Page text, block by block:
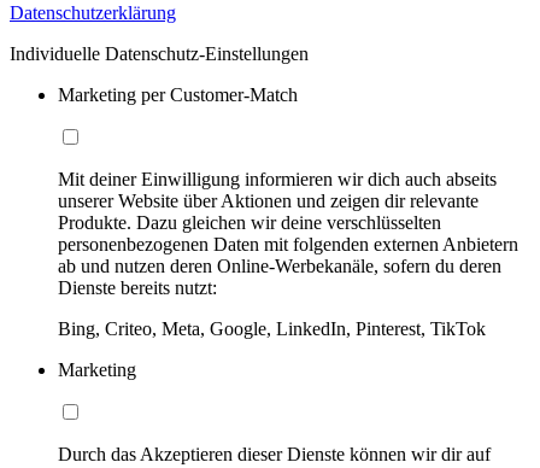
Datenschutzerklärung
Individuelle Datenschutz-Einstellungen
Marketing per Customer-Match
Mit deiner Einwilligung informieren wir dich auch abseits
unserer Website über Aktionen und zeigen dir relevante
Produkte. Dazu gleichen wir deine verschlüsselten
personenbezogenen Daten mit folgenden externen Anbietern
ab und nutzen deren Online-Werbekanäle, sofern du deren
Dienste bereits nutzt:
Bing, Criteo, Meta, Google, LinkedIn, Pinterest, TikTok
Marketing
Durch das Akzeptieren dieser Dienste können wir dir auf